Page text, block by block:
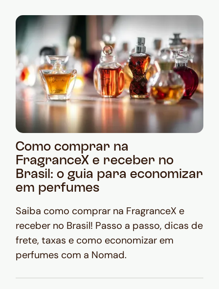
Como comprar na
FragranceX e receber no
Brasil: o guia para economizar
em perfumes
Saiba como comprar na FragranceX e
receber no Brasil! Passo a passo, dicas de
frete, taxas e como economizar em
perfumes com a Nomad.